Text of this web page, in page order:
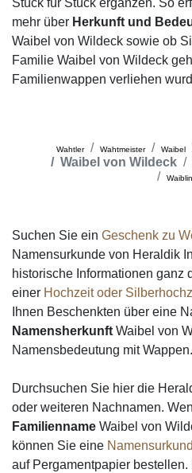
Stück für Stück ergänzen. So
mehr über Herkunft und
Waibel von Wildeck sowie ob
Familie Waibel von Wildeck
Familienwappen verliehen
Wahtler Wahtmeister Waibel
Waibel von Wildeck
Suchen Sie ein Geschenk zu
Namensurkunde von Heraldik
historische Informationen ganz
einer Hochzeit oder
Ihnen Beschenkten über eine
Namensherkunft Waibel von
Namensbedeutung mit Wappen.
Durchsuchen Sie hier die
oder weiteren Nachnamen.
Familienname Waibel von
können Sie eine
auf Pergamentpapier